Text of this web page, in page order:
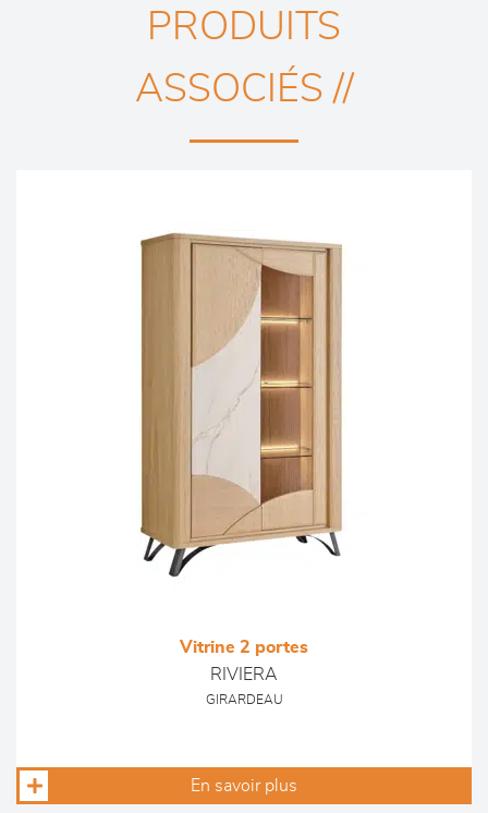
PRODUITS
ASSOCIÉS //
Vitrine 2 portes
RIVIERA
GIRARDEAU
En savoir plus